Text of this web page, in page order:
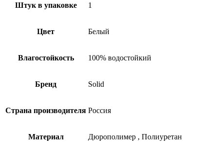
Штук в упаковке 1
Цвет Белый
Влагостойкость 100% водостойкий
Бренд Solid
Страна производителя Россия
Материал Дюрополимер , Полиуретан